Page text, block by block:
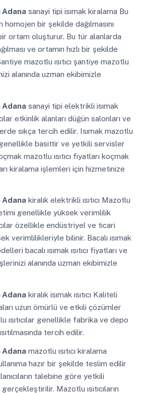
Adanasanayi tipi isımak kiralama Bu
homojen bir şekilde dağılmasını
ortam oluşturur. Bu tür alanlarda
ve ortamın hızlı bir şekilde
mazotlu ısıtıcı şantiye mazotlu
alanında uzman ekibimizle
Adanasanayi tipi elektrikli isımak
etkinlik alanları düğün salonları ve
sıkça tercih edilir. Isımak mazotlu
genellikle basittir ve yetkili servisler
mazotlu ısıtıcı fiyatları koçmak
kiralama işlemleri için hizmetinize
Adanakiralık elektrikli ısıtıcı Mazotlu
genellikle yüksek verimlilik
özellikle endüstriyel ve ticari
verimlilikleriyle bilinir. Bacalı ısımak
bacalı ısımak ısıtıcı fiyatları ve
alanında uzman ekibimizle
Adanakiralık isımak ısıtıcı Kaliteli
uzun ömürlü ve etkili çözümler
ısıtıcılar genellikle fabrika ve depo
tercih edilir.
Adanamazotlu ısıtıcı kiralama
hazır bir şekilde teslim edilir
talebine göre yetkili
Mazotlu ısıtıcıların